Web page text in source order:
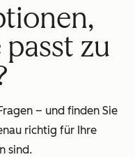
zu
– und finden Sie
richtig für Ihre
sind.